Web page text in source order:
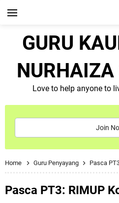
GURU
Love to help anyone to
Join
Home Guru Penyayang Pasca
Pasca PT3: RIMUP